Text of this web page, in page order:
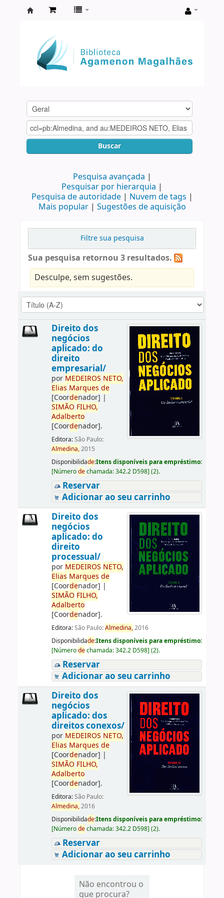
Agamenon
Magalhães
Buscar
Pesquisa avançada
Pesquisar por hierarquia
Pesquisa de autoridade
Nuvem de tags
Mais popular
Sugestões de aquisição
Filtre sua pesquisa
Sua pesquisa retornou 3 resultados.
Desculpe, sem sugestões.
Direito dos
negócios
aplicado: do
direito
empresarial/
por MEDEIROS NETO,
Elias Marques de
[Coordenador] |
SIMÃO FILHO,
Adalberto
[Coordenador].
Editora:São Paulo:
Almedina,2015
Disponibilidade:Itens disponíveis para empréstimo:
[Númerodechamada:342.2 D598] (2).
Reservar
Adicionar ao seu carrinho
Direito dos
negócios
aplicado: do
direito
processual/
por MEDEIROS NETO,
Elias Marques de
[Coordenador] |
SIMÃO FILHO,
Adalberto
[Coordenador].
Editora:São Paulo:Almedina,2016
Disponibilidade:Itens disponíveis para empréstimo:
[Númerodechamada:342.2 D598] (2).
Reservar
Adicionar ao seu carrinho
Direito dos
negócios
aplicado: dos
direitos conexos/
por MEDEIROS NETO,
Elias Marques de
[Coordenador] |
SIMÃO FILHO,
Adalberto
[Coordenador].
Editora:São Paulo:
Almedina,2016
Disponibilidade:Itens disponíveis para empréstimo:
[Númerodechamada:342.2 D598] (2).
Reservar
Adicionar ao seu carrinho
Não encontrou o
que procura?